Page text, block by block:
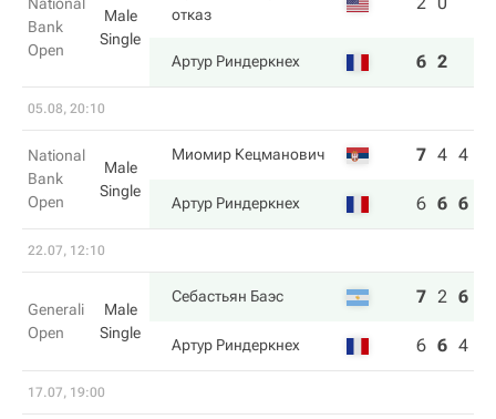
Bank
Open
Male
Single
отказ
Артур Риндеркнех 6 2
05.08, 20:10
National
Bank
Open
Male
Single
Миомир Кецманович 7 4 4
Артур Риндеркнех 6 6 6
22.07, 12:10
Generali
Open
Male
Single
Себастьян Баэс 7 2 6
Артур Риндеркнех 6 6 4
17.07, 19:00